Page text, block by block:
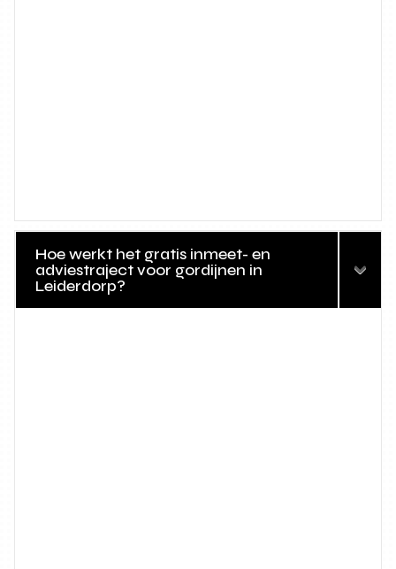
Hoe werkt het gratis inmeet- en
adviestraject voor gordijnen in
Leiderdorp?